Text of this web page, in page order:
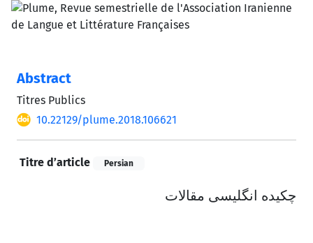
Abstract
Titres Publics
10.22129/plume.2018.106621
Titre d’article Persian
چکیده انگلیسی مقالات